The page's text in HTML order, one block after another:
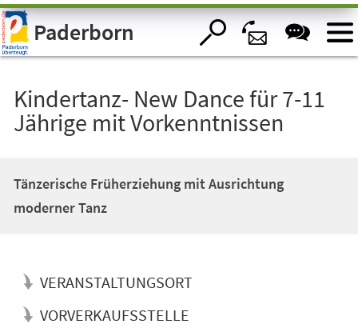
Visuelle
Assistenzsoftware
öffnen.Paderborn
Kindertanz- New Dance für 7-11
Jährige mit Vorkenntnissen
Tänzerische Früherziehung mit Ausrichtung
moderner Tanz
VERANSTALTUNGSORT
VORVERKAUFSSTELLE